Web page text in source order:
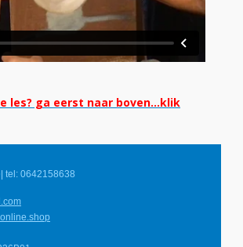
les? ga eerst naar boven…klik
tel: 0642158638